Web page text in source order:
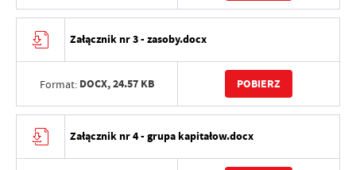
Załącznik nr 3 - zasoby.docx
Format: DOCX,24.57 KB POBIERZ
Załącznik nr 4 - grupa kapitałow.docx